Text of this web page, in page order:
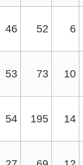
46 52 6
53 73 10
54 195 14